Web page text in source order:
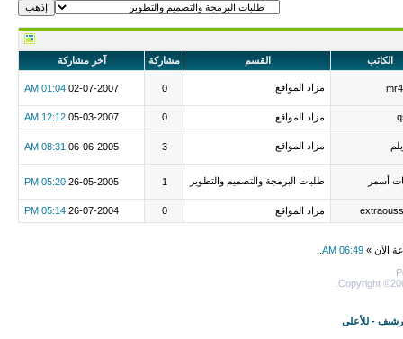
الكاتب القسم مشاركة آخر مشاركة
مزاد المواقع 0
02-07-2007
01:04 AM
مزاد المواقع 0
05-03-2007
12:12 AM
مزاد المواقع 3
06-06-2005
08:31 AM
أسمر طلبات البرمجة والتصميم والتطوير 1
26-05-2005
05:20 PM
مزاد المواقع 0
26-07-2004
05:14 PM
الآن » 06:49 AM
Copyright
- للأعلى